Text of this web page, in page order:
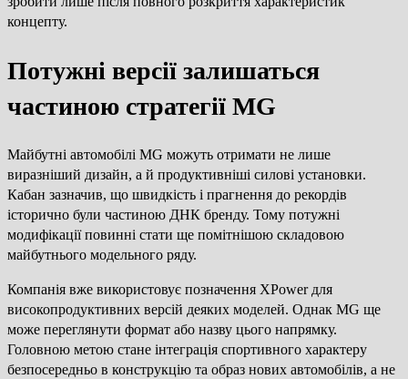
концепту.
Потужні версії залишаться
частиною стратегії MG
Майбутні автомобілі MG можуть отримати не лише
виразніший дизайн, а й продуктивніші силові установки.
Кабан зазначив, що швидкість і прагнення до рекордів
історично були частиною ДНК бренду. Тому потужні
модифікації повинні стати ще помітнішою складовою
майбутнього модельного ряду.
Компанія вже використовує позначення XPower для
високопродуктивних версій деяких моделей. Однак MG ще
може переглянути формат або назву цього напрямку.
Головною метою стане інтеграція спортивного характеру
безпосередньо в конструкцію та образ нових автомобілів, а не